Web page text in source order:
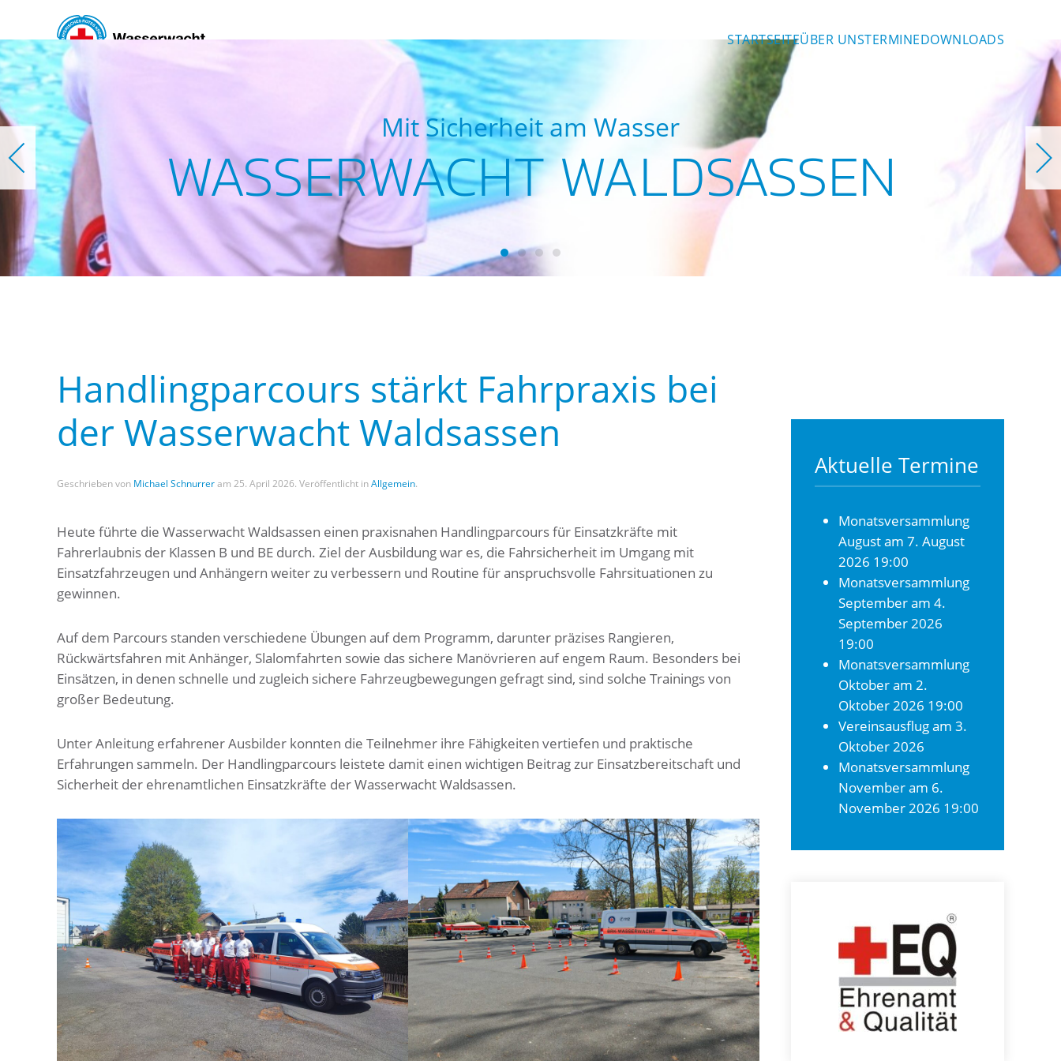
Skip to main content STARTSEITEÜBER UNSTERMINEDOWNLOADS
Mit Sicherheit am Wasser
WASSERWACHT WALDSASSEN
Wasserwacht Waldsassen
Wasserwacht Waldsassen
Wasserwacht Waldsassen
Wasserwacht Waldsassen
Handlingparcours stärkt Fahrpraxis bei
der Wasserwacht Waldsassen
Geschrieben von Michael Schnurreram 25. April 2026. Veröffentlicht inAllgemein.
Heute führte die Wasserwacht Waldsassen einen praxisnahen Handlingparcours für Einsatzkräfte mit
Fahrerlaubnis der Klassen B und BE durch. Ziel der Ausbildung war es, die Fahrsicherheit im Umgang mit
Einsatzfahrzeugen und Anhängern weiter zu verbessern und Routine für anspruchsvolle Fahrsituationen zu
gewinnen.
Auf dem Parcours standen verschiedene Übungen auf dem Programm, darunter präzises Rangieren,
Rückwärtsfahren mit Anhänger, Slalomfahrten sowie das sichere Manövrieren auf engem Raum. Besonders bei
Einsätzen, in denen schnelle und zugleich sichere Fahrzeugbewegungen gefragt sind, sind solche Trainings von
großer Bedeutung.
Unter Anleitung erfahrener Ausbilder konnten die Teilnehmer ihre Fähigkeiten vertiefen und praktische
Erfahrungen sammeln. Der Handlingparcours leistete damit einen wichtigen Beitrag zur Einsatzbereitschaft und
Sicherheit der ehrenamtlichen Einsatzkräfte der Wasserwacht Waldsassen.
Aktuelle Termine
Monatsversammlung
Augustam 7. August
2026 19:00
Monatsversammlung
Septemberam 4.
September 2026
19:00
Monatsversammlung
Oktoberam 2.
Oktober 2026 19:00
Vereinsausflugam 3.
Oktober 2026
Monatsversammlung
Novemberam 6.
November 2026 19:00